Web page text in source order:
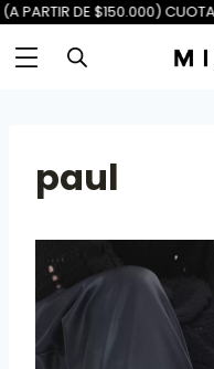
$100.000) 6
paul